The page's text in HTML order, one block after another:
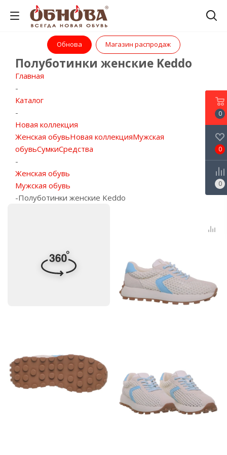
Обнова Магазин распродаж
Полуботинки женские Keddo
Главная
-
Каталог
-
Новая коллекция
Женская обувьНовая коллекцияМужская
обувьСумкиСредства
-
Женская обувь
Мужская обувь
-Полуботинки женские Keddo
0
0
0